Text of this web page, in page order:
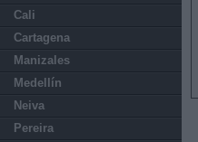
Cali
Cartagena
Manizales
Medellín
Neiva
Pereira